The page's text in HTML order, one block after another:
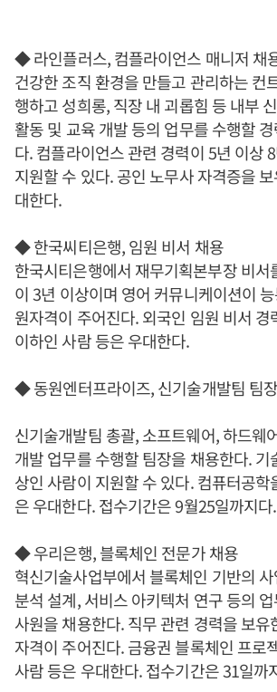
◆ 라인플러스, 컴플라이언스 매니저 채
건강한 조직 환경을 만들고 관리하는 컨
행하고 성희롱, 직장 내 괴롭힘 등 내부
활동 및 교육 개발 등의 업무를 수행할
다. 컴플라이언스 관련 경력이 5년 이상
지원할 수 있다. 공인 노무사 자격증을
대한다.
◆ 한국씨티은행, 임원 비서 채용
한국시티은행에서 재무기획본부장 비서
이 3년 이상이며 영어 커뮤니케이션이
원자격이 주어진다. 외국인 임원 비서 경
이하인 사람 등은 우대한다.
◆ 동원엔터프라이즈, 신기술개발팀 팀
신기술개발팀 총괄, 소프트웨어, 하드웨
개발 업무를 수행할 팀장을 채용한다. 기
상인 사람이 지원할 수 있다. 컴퓨터공학
은 우대한다. 접수기간은 9월25일까지다.
◆ 우리은행, 블록체인 전문가 채용
혁신기술사업부에서 블록체인 기반의
분석 설계, 서비스 아키텍처 연구 등의
사원을 채용한다. 직무 관련 경력을 보유
자격이 주어진다. 금융권 블록체인 프로
사람 등은 우대한다. 접수기간은 31일까